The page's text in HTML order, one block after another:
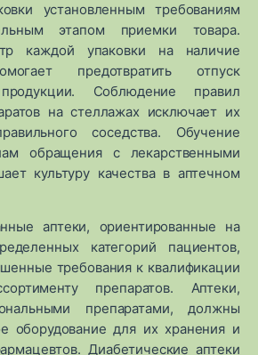
установленным требованиям
этапом приемки товара.
каждой упаковки на наличие
предотвратить отпуск
продукции. Соблюдение правил
на стеллажах исключает их
соседства. Обучение
обращения с лекарственными
культуру качества в аптечном
аптеки, ориентированные на
категорий пациентов,
требования к квалификации
препаратов. Аптеки,
препаратами, должны
оборудование для их хранения и
Диабетические аптеки